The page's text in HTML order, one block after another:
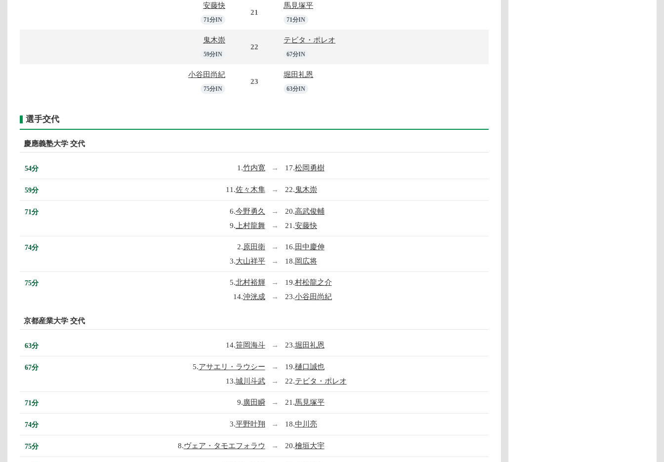
安藤快
71分IN
21
馬見塚平
71分IN
鬼木崇
59分IN
22
テビタ・ポレオ
67分IN
小谷田尚紀
75分IN
23
堀田礼恩
63分IN
選手交代
慶應義塾大学 交代
54分 1.竹内寛 → 17.松岡勇樹
59分 11.佐々木隼 → 22.鬼木崇
71分 6.今野勇久 → 20.高武俊輔
9. 上村龍舞 → 21.安藤快
74分 2.原田衛 → 16.田中慶伸
3.大山祥平 → 18.岡広将
75分 5.北村裕輝 → 19.村松龍之介
14.沖洸成 → 23.小谷田尚紀
京都産業大学 交代
63分 14.笹岡海斗 → 23.堀田礼恩
67分 5.アサエリ・ラウシー → 19.樋口誠也
13.城川斗武 → 22.テビタ・ポレオ
71分 9.廣田瞬 → 21.馬見塚平
74分 3.平野叶翔 → 18.中川亮
75分 8.ヴェア・タモエフォラウ → 20.檜垣大宇